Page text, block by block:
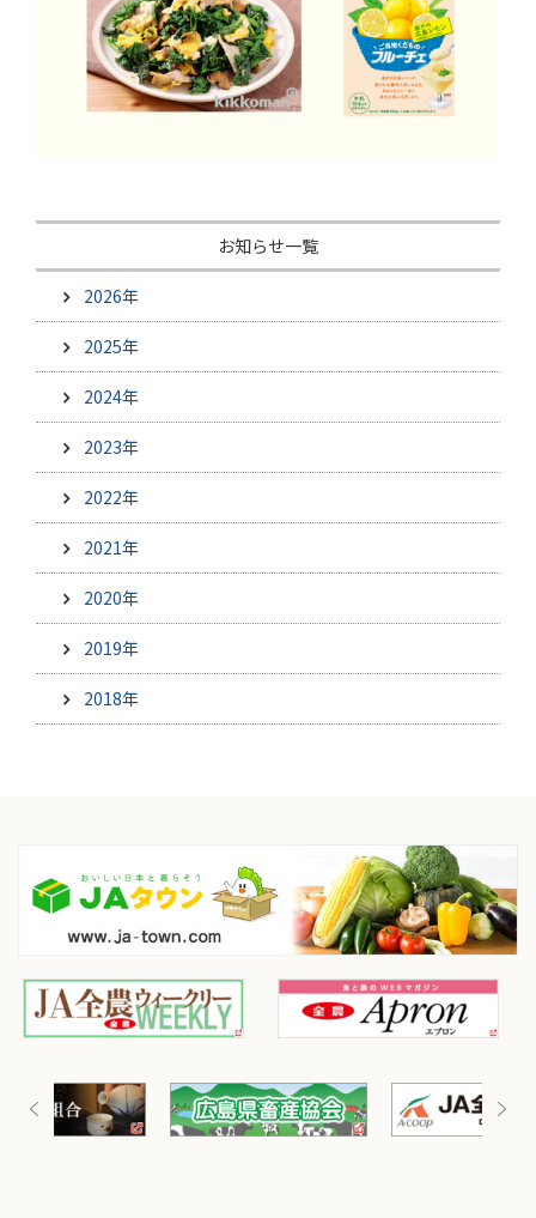
お知らせ一覧
2026年
2025年
2024年
2023年
2022年
2021年
2020年
2019年
2018年